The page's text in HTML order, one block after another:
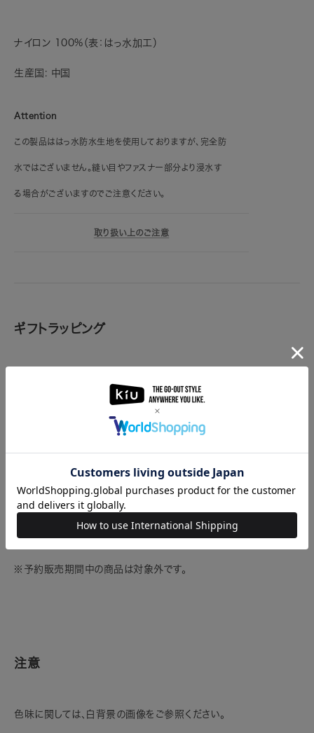
ナイロン 100%（表：はっ水加工）
生産国: 中国
Attention
この製品ははっ水防水生地を使用しておりますが、完全防
水ではございません。縫い目やファスナー部分より浸水す
る場合がございますのでご注意ください。
取り扱い上のご注意
ギフトラッピング
ページからご確認をお願い致します。
ギフトラッピングの注文はこちら
※複数の包装をご希望の場合は、必要な点数のラッピングをご注文
ください。
※一部商品はラッピング対象外です。
※予約販売期間中の商品は対象外です。
注意
色味に関しては、白背景の画像をご参照ください。